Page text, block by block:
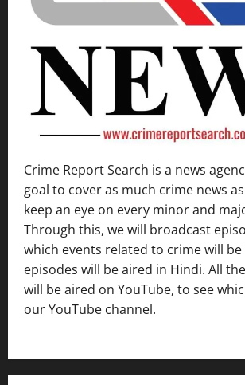
Crime Report Search is a news
goal to cover as much crime news
keep an eye on every minor and
Through this, we will broadcast
which events related to crime will
episodes will be aired in Hindi. All
will be aired on YouTube, to see
our YouTube channel.